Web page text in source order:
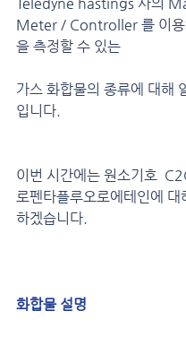
Meter / Controller 를 이용
을 측정할 수 있는
가스 화합물의 종류에 대해
입니다.
이번 시간에는 원소기호
로펜타플루오로에테인에 대
하겠습니다.
화합물 설명